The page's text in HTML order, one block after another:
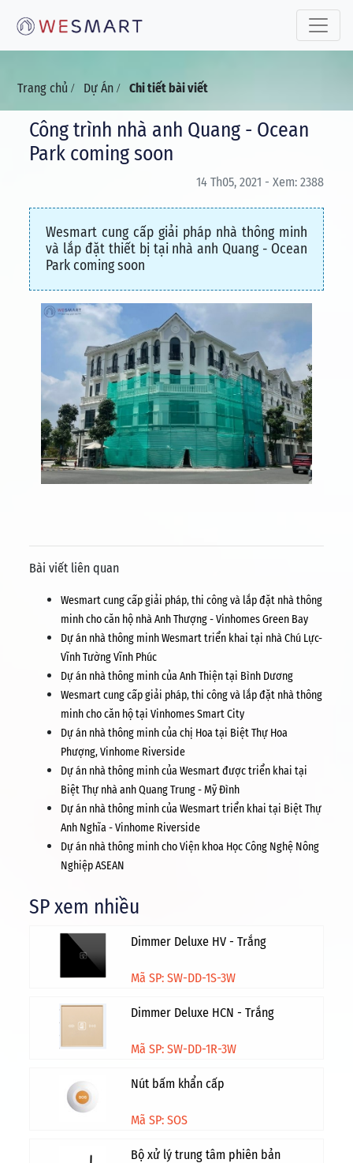
Trang chủ / Dự Án / Chi tiết bài viết
Công trình nhà anh Quang - Ocean
Park coming soon
14 Th05, 2021 - Xem: 2388
Wesmart cung cấp giải pháp nhà thông minh
và lắp đặt thiết bị tại nhà anh Quang - Ocean
Park coming soon
Bài viết liên quan
Wesmart cung cấp giải pháp, thi công và lắp đặt nhà thông
minh cho căn hộ nhà Anh Thượng - Vinhomes Green Bay
Dự án nhà thông minh Wesmart triển khai tại nhà Chú Lực-
Vĩnh Tường Vĩnh Phúc
Dự án nhà thông minh của Anh Thiện tại Bình Dương
Wesmart cung cấp giải pháp, thi công và lắp đặt nhà thông
minh cho căn hộ tại Vinhomes Smart City
Dự án nhà thông minh của chị Hoa tại Biệt Thự Hoa
Phượng, Vinhome Riverside
Dự án nhà thông minh của Wesmart được triển khai tại
Biệt Thự nhà anh Quang Trung - Mỹ Đình
Dự án nhà thông minh của Wesmart triển khai tại Biệt Thự
Anh Nghĩa - Vinhome Riverside
Dự án nhà thông minh cho Viện khoa Học Công Nghệ Nông
Nghiệp ASEAN
SP xem nhiều
Dimmer Deluxe HV - Trắng
Mã SP: SW-DD-1S-3W
Dimmer Deluxe HCN - Trắng
Mã SP: SW-DD-1R-3W
Nút bấm khẩn cấp
Mã SP: SOS
Bộ xử lý trung tâm phiên bản